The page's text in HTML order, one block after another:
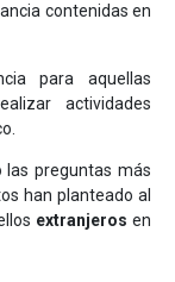
contenidas en
para aquellas
actividades
las preguntas más
han planteado al
extranjeros en